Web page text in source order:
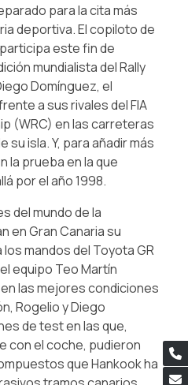
para la cita más
deportiva. El copiloto de
este fin de
mundialista del Rally
Domínguez, el
a sus rivales del FIA
(WRC) en las carreteras
su isla. Y, para añadir más
la prueba en la que
por el año 1998.
del mundo de la
en Gran Canaria su
mandos del Toyota GR
equipo Teo Martín
las mejores condiciones
Rogelio y Diego
de test en las que,
con el coche, pudieron
que Hankook ha